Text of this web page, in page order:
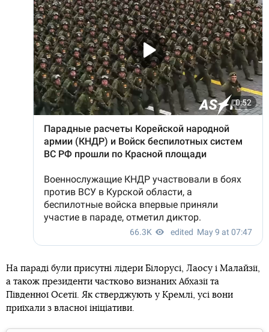
На параді були присутні лідери Білорусі, Лаосу і Малайзії,
а також президенти частково визнаних Абхазії та
Південної Осетії. Як стверджують у Кремлі, усі вони
приїхали з власної ініціативи.